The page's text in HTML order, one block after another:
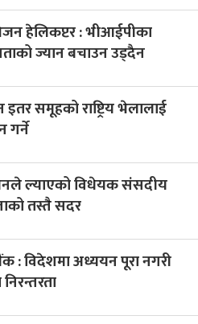
हेलिकप्टर : भीआईपीका
ज्यान बचाउन उड्दैन
समूहको राष्ट्रिय भेलालाई
गर्ने
ल्याएको विधेयक संसदीय
तस्तै सदर
: विदेशमा अध्ययन पूरा नगरी